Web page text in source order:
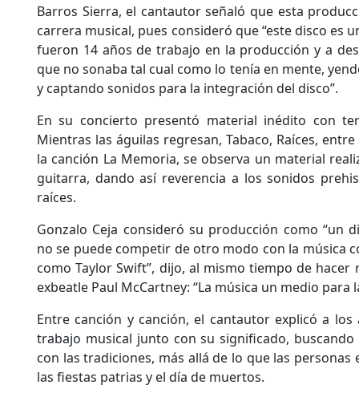
Barros Sierra, el cantautor señaló que esta
carrera musical, pues consideró que “este disco es
fueron 14 años de trabajo en la producción y a
que no sonaba tal cual como lo tenía en mente,
y captando sonidos para la integración del disco”.
En su concierto presentó material inédito con
Mientras las águilas regresan, Tabaco, Raíces,
la canción La Memoria, se observa un material
guitarra, dando así reverencia a los sonidos
raíces.
Gonzalo Ceja consideró su producción como “un
no se puede competir de otro modo con la música
como Taylor Swift”, dijo, al mismo tiempo de hacer
exbeatle Paul McCartney: “La música un medio para
Entre canción y canción, el cantautor explicó a
trabajo musical junto con su significado,
con las tradiciones, más allá de lo que las
las fiestas patrias y el día de muertos.